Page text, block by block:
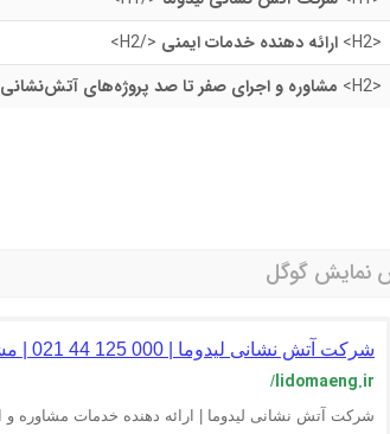
<H2>
ارائه دهنده خدمات ایمنی </H2>
<H2>
مشاوره و اجرای صفر تا صد پروژه‌های آتش‌نشانی
نمایش گوگل
شرکت آتش نشانی لیدوما | 000 125 44 021‏ | مشاوره و خدمات آتش نشانی مورد تایید آتش نشانی
lidomaeng.ir
/
شرکت آتش نشانی لیدوما | ارائه دهنده خدمات مشاوره و